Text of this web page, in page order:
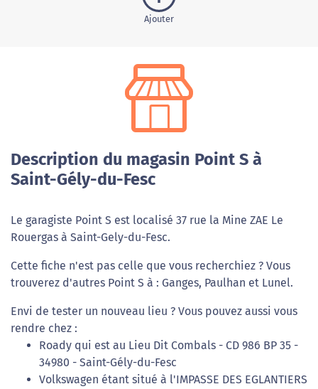
Ajouter
Description du magasin Point S à
Saint-Gély-du-Fesc
Le garagiste Point S est localisé 37 rue la Mine ZAE Le
Rouergas à Saint-Gely-du-Fesc.
Cette fiche n'est pas celle que vous recherchiez ? Vous
trouverez d'autres Point S à : Ganges, Paulhan et Lunel.
Envi de tester un nouveau lieu ? Vous pouvez aussi vous
rendre chez :
Roady qui est au Lieu Dit Combals - CD 986 BP 35 -
34980 - Saint-Gély-du-Fesc
Volkswagen étant situé à l'IMPASSE DES EGLANTIERS